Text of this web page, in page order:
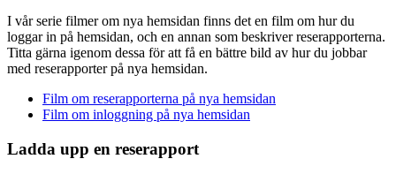
I vår serie filmer om nya hemsidan finns det en film om hur du
loggar in på hemsidan, och en annan som beskriver reserapporterna.
Titta gärna igenom dessa för att få en bättre bild av hur du jobbar
med reserapporter på nya hemsidan.
Film om reserapporterna på nya hemsidan
Film om inloggning på nya hemsidan
Ladda upp en reserapport